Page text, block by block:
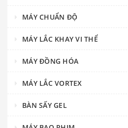
MÁY CHUẨN ĐỘ
MÁY LẮC KHAY VI THỂ
MÁY ĐỒNG HÓA
MÁY LẮC VORTEX
BÀN SẤY GEL